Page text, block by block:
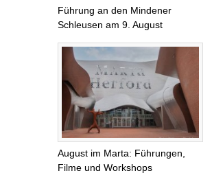
Führung an den Mindener
Schleusen am 9. August
August im Marta: Führungen,
Filme und Workshops